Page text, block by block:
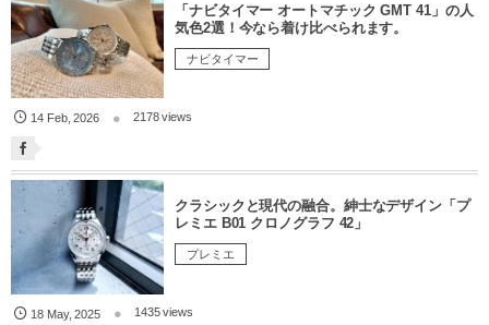
「ナビタイマー オートマチック GMT 41」の人
気色2選！今なら着け比べられます。
ナビタイマー
14 Feb,2026 2178 views
クラシックと現代の融合。紳士なデザイン「プ
レミエ B01 クロノグラフ 42」
プレミエ
18 May,2025 1435 views